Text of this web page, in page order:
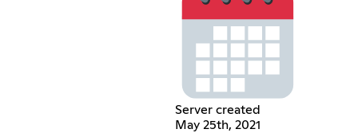
Server created
May 25th, 2021